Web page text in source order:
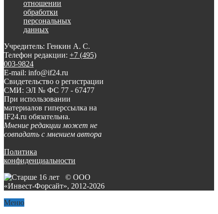
отношении
обработки
персональных
данных
Учредитель: Генкин А. С.
Телефон редакции: +7 (495)
003-9824
E-mail: info@if24.ru
Свидетельство о регистрации
СМИ: ЭЛ № ФС 77 - 67477
При использовании
материалов гиперссылка на
IF24.ru обязательна.
Мнение редакции может не
совпадать с мнением автора
Политика
конфиденциальности
© ООО
«Инвест-Форсайт», 2012-2026
Меню